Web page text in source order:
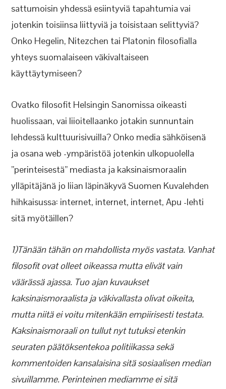
sattumoisin yhdessä esiintyviä tapahtumia vai
jotenkin toisiinsa liittyviä ja toisistaan selittyviä?
Onko Hegelin, Nitezchen tai Platonin filosofialla
yhteys suomalaiseen väkivaltaiseen
käyttäytymiseen?
Ovatko filosofit Helsingin Sanomissa oikeasti
huolissaan, vai liioitellaanko jotakin sunnuntain
lehdessä kulttuurisivuilla? Onko media sähköisenä
ja osana web -ympäristöä jotenkin ulkopuolella
”perinteisestä” mediasta ja kaksinaismoraalin
ylläpitäjänä jo liian läpinäkyvä Suomen Kuvalehden
hihkaisussa: internet, internet, internet, Apu -lehti
sitä myötäillen?
1)Tänään tähän on mahdollista myös vastata. Vanhat
filosofit ovat olleet oikeassa mutta elivät vain
väärässä ajassa. Tuo ajan kuvaukset
kaksinaismoraalista ja väkivallasta olivat oikeita,
mutta niitä ei voitu mitenkään empiirisesti testata.
Kaksinaismoraali on tullut nyt tutuksi etenkin
seuraten päätöksentekoa politiikassa sekä
kommentoiden kansalaisina sitä sosiaalisen median
sivuillamme. Perinteinen mediamme ei sitä